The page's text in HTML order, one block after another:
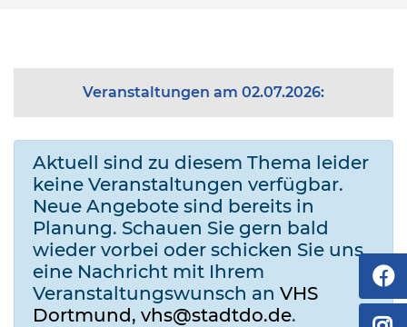
Veranstaltungen am 02.07.2026:
Aktuell sind zu diesem Thema leider
keine Veranstaltungen verfügbar.
Neue Angebote sind bereits in
Planung. Schauen Sie gern bald
wieder vorbei oder schicken Sie uns
eine Nachricht mit Ihrem
Veranstaltungswunsch an VHS
Dortmund, vhs@stadtdo.de.